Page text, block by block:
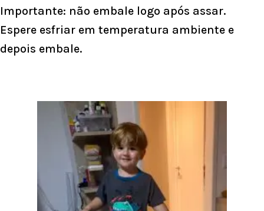
Importante: não embale logo após assar.
Espere esfriar em temperatura ambiente e
depois embale.